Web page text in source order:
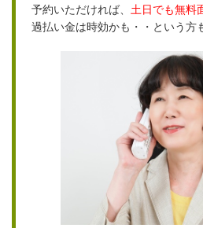
予約いただければ、 土日でも無料
過払い金は時効かも・・という方